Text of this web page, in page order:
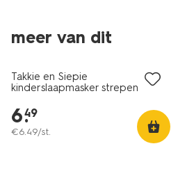
meer van dit
Takkie en Siepie
kinderslaapmasker strepen
6.
49
€6.49/st.